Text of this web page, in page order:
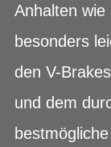
Anhalten wie
besonders
den V-
und dem